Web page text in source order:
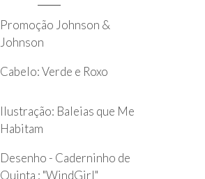
Promoção Johnson &
Johnson
Cabelo: Verde e Roxo
Ilustração: Baleias que Me
Habitam
Desenho - Caderninho de
Quinta : "WindGirl"